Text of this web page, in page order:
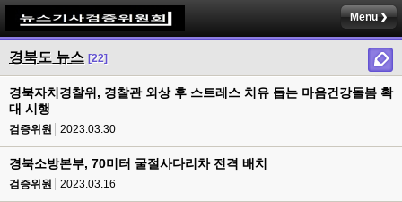
Menu
경북도 뉴스 [22]
경북자치경찰위, 경찰관 외상 후 스트레스 치유 돕는 마음건강돌봄 확
대 시행
검증위원 2023.03.30
경북소방본부, 70미터 굴절사다리차 전격 배치
검증위원 2023.03.16